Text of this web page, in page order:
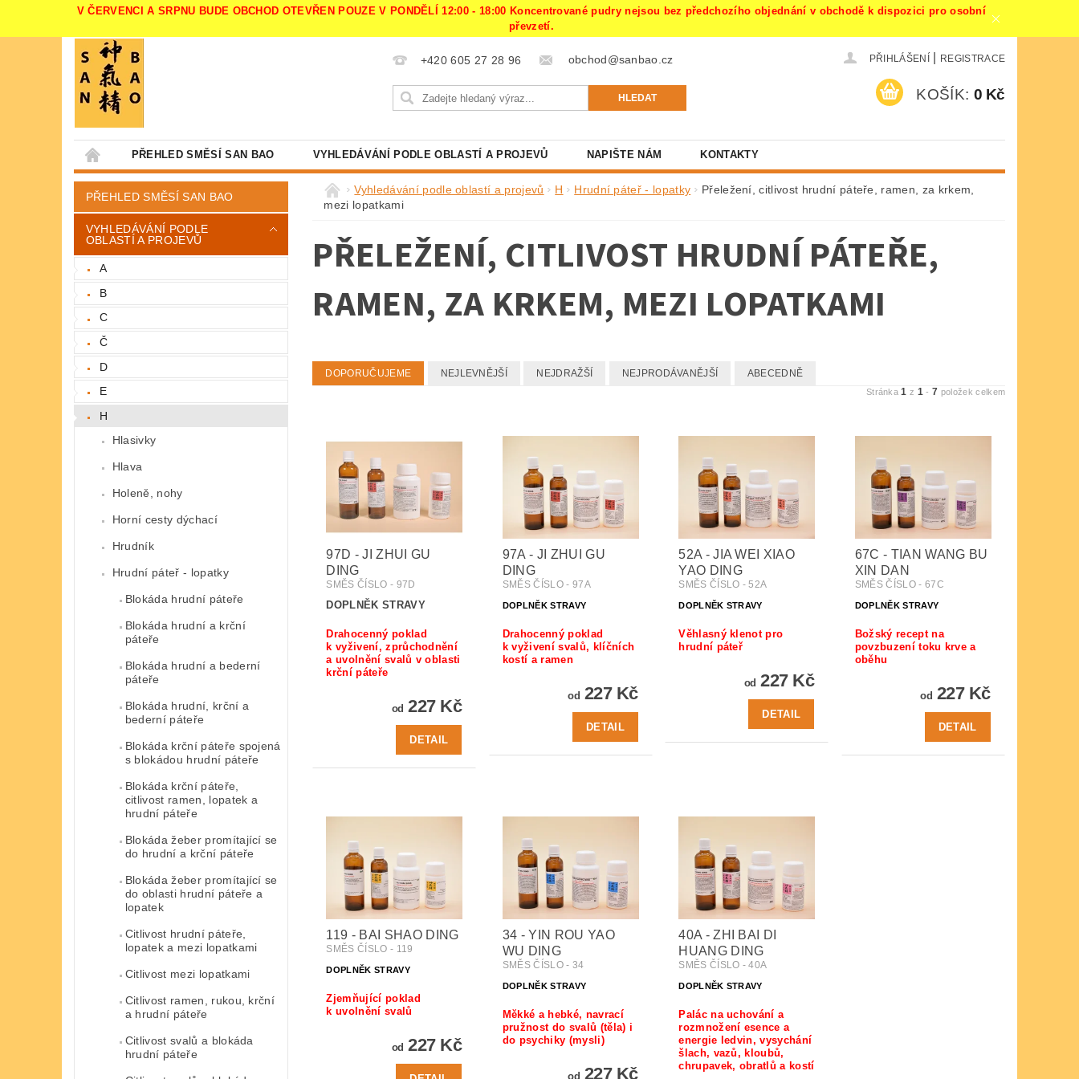
V ČERVENCI A SRPNU BUDE OBCHOD OTEVŘEN POUZE V PONDĚLÍ 12:00 - 18:00 Koncentrované pudry nejsou bez předchozího objednání v obchodě k dispozici pro osobní
převzetí.
+420 605 27 28 96 obchod@sanbao.cz PŘIHLÁŠENÍ REGISTRACE
KOŠÍK: 0 Kč
PŘEHLED SMĚSÍ SAN BAO VYHLEDÁVÁNÍ PODLE OBLASTÍ A PROJEVŮ NAPIŠTE NÁM KONTAKTY
PŘEHLED SMĚSÍ SAN BAO
VYHLEDÁVÁNÍ PODLE
OBLASTÍ A PROJEVŮ
A
B
C
Č
D
E
H
Hlasivky
Hlava
Holeně, nohy
Horní cesty dýchací
Hrudník
Hrudní páteř - lopatky
Blokáda hrudní páteře
Blokáda hrudní a krční
páteře
Blokáda hrudní a bederní
páteře
Blokáda hrudní, krční a
bederní páteře
Blokáda krční páteře spojená
s blokádou hrudní páteře
Blokáda krční páteře,
citlivost ramen, lopatek a
hrudní páteře
Blokáda žeber promítající se
do hrudní a krční páteře
Blokáda žeber promítající se
do oblasti hrudní páteře a
lopatek
Citlivost hrudní páteře,
lopatek a mezi lopatkami
Citlivost mezi lopatkami
Citlivost ramen, rukou, krční
a hrudní páteře
Citlivost svalů a blokáda
hrudní páteře
Vyhledávání podle oblastí a projevů H Hrudní páteř - lopatky
Přeležení, citlivost hrudní páteře, ramen, za krkem,
mezi lopatkami
PŘELEŽENÍ, CITLIVOST HRUDNÍ PÁTEŘE,
RAMEN, ZA KRKEM, MEZI LOPATKAMI
DOPORUČUJEME NEJLEVNĚJŠÍ NEJDRAŽŠÍ NEJPRODÁVANĚJŠÍ ABECEDNĚ
Stránka1 z 1 -7 položek celkem
97D - JI ZHUI GU
DING
SMĚS ČÍSLO - 97D
DOPLNĚK STRAVY
Drahocenný poklad
k vyživení, zprůchodnění
a uvolnění svalů v oblasti
krční páteře
od 227 Kč
DETAIL
97A - JI ZHUI GU
DING
SMĚS ČÍSLO - 97A
DOPLNĚK STRAVY
Drahocenný poklad
k vyživení svalů, klíčních
kostí a ramen
od 227 Kč
DETAIL
52A - JIA WEI XIAO
YAO DING
SMĚS ČÍSLO - 52A
DOPLNĚK STRAVY
Věhlasný klenot pro
hrudní páteř
od 227 Kč
DETAIL
67C - TIAN WANG BU
XIN DAN
SMĚS ČÍSLO - 67C
DOPLNĚK STRAVY
Božský recept na
povzbuzení toku krve a
oběhu
od 227 Kč
DETAIL
119 - BAI SHAO DING
SMĚS ČÍSLO - 119
DOPLNĚK STRAVY
Zjemňující poklad
k uvolnění svalů
od 227 Kč
34 - YIN ROU YAO
WU DING
SMĚS ČÍSLO - 34
DOPLNĚK STRAVY
Měkké a hebké, navrací
pružnost do svalů (těla) i
do psychiky (mysli)
od 227 Kč
40A - ZHI BAI DI
HUANG DING
SMĚS ČÍSLO - 40A
DOPLNĚK STRAVY
Palác na uchování a
rozmnožení esence a
energie ledvin, vysychání
šlach, vazů, kloubů,
chrupavek, obratlů a kostí